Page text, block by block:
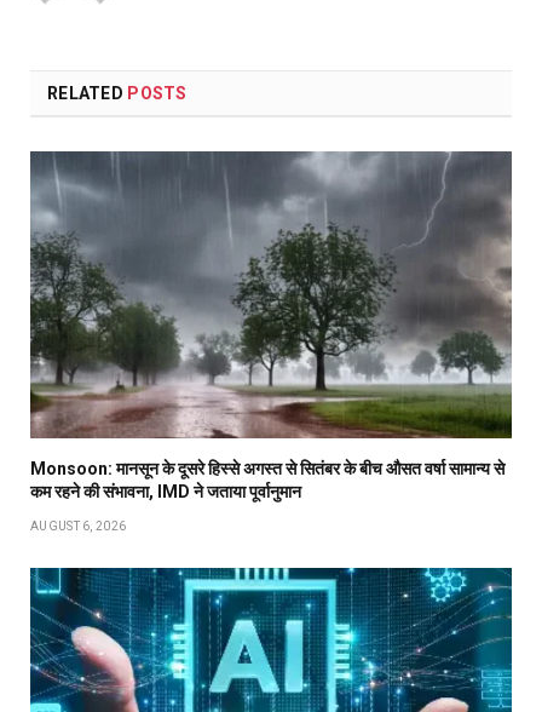
RELATED POSTS
Monsoon: मानसून के दूसरे हिस्से अगस्त से सितंबर के बीच औसत वर्षा सामान्य से
कम रहने की संभावना, IMD ने जताया पूर्वानुमान
AUGUST 6, 2026